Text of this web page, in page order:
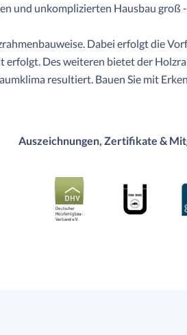
und unkomplizierten Hausbau groß
Dabei erfolgt die
erfolgt. Des weiteren bietet der
resultiert. Bauen Sie mit
Auszeichnungen, Zertifikate &